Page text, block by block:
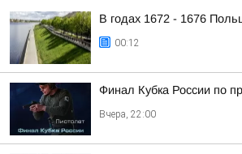
В годах 1672 - 1676
00:12
Финал Кубка России по
Вчера, 22:00